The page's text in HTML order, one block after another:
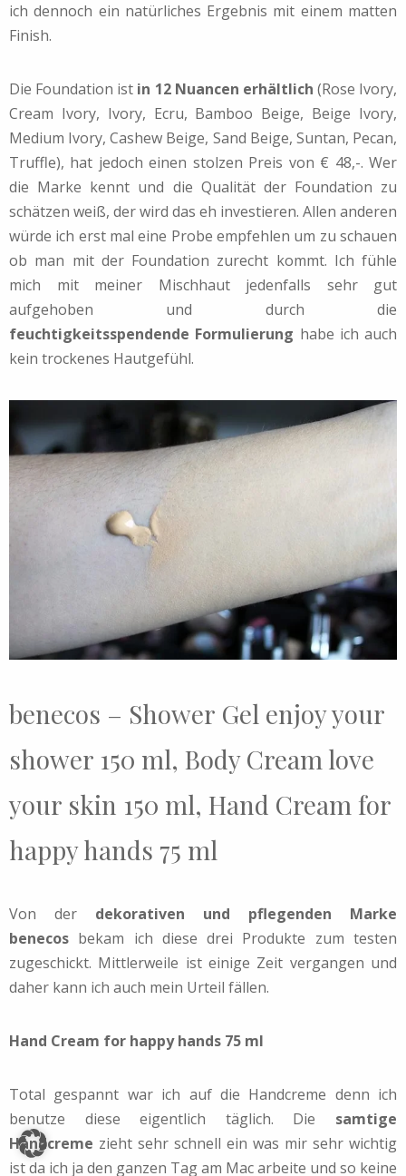
ich dennoch ein natürliches Ergebnis mit einem matten
Finish.
Die Foundation ist in 12 Nuancen erhältlich (Rose Ivory,
Cream Ivory, Ivory, Ecru, Bamboo Beige, Beige Ivory,
Medium Ivory, Cashew Beige, Sand Beige, Suntan, Pecan,
Truffle), hat jedoch einen stolzen Preis von € 48,-. Wer
die Marke kennt und die Qualität der Foundation zu
schätzen weiß, der wird das eh investieren. Allen anderen
würde ich erst mal eine Probe empfehlen um zu schauen
ob man mit der Foundation zurecht kommt. Ich fühle
mich mit meiner Mischhaut jedenfalls sehr gut
aufgehoben und durch die
feuchtigkeitsspendende Formulierung habe ich auch
kein trockenes Hautgefühl.
benecos – Shower Gel enjoy your
shower 150 ml, Body Cream love
your skin 150 ml, Hand Cream for
happy hands 75 ml
Von der dekorativen und pflegenden Marke
benecos bekam ich diese drei Produkte zum testen
zugeschickt. Mittlerweile ist einige Zeit vergangen und
daher kann ich auch mein Urteil fällen.
Hand Cream for happy hands 75 ml
Total gespannt war ich auf die Handcreme denn ich
benutze diese eigentlich täglich. Die samtige
Handcreme zieht sehr schnell ein was mir sehr wichtig
ist da ich ja den ganzen Tag am Mac arbeite und so keine